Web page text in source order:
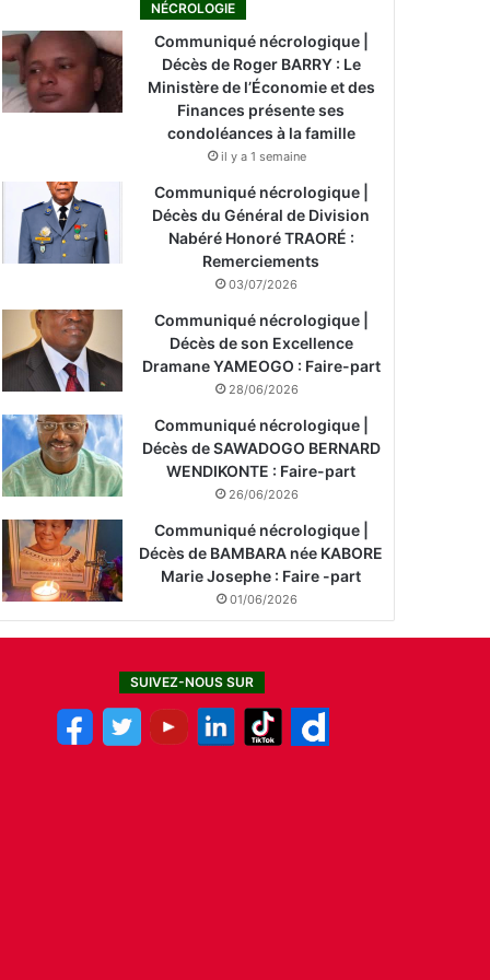
NÉCROLOGIE
Communiqué nécrologique |
Décès de Roger BARRY : Le
Ministère de l’Économie et des
Finances présente ses
condoléances à la famille
il y a 1 semaine
Communiqué nécrologique |
Décès du Général de Division
Nabéré Honoré TRAORÉ :
Remerciements
03/07/2026
Communiqué nécrologique |
Décès de son Excellence
Dramane YAMEOGO : Faire-part
28/06/2026
Communiqué nécrologique |
Décès de SAWADOGO BERNARD
WENDIKONTE : Faire-part
26/06/2026
Communiqué nécrologique |
Décès de BAMBARA née KABORE
Marie Josephe : Faire -part
01/06/2026
SUIVEZ-NOUS SUR